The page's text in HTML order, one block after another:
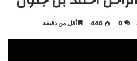
0
446 أقل من دقيقة